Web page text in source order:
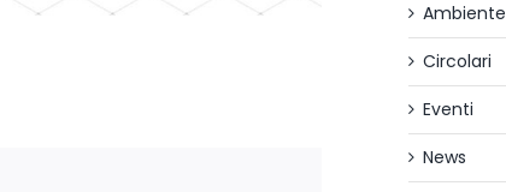
Ambiente
Circolari
Eventi
News